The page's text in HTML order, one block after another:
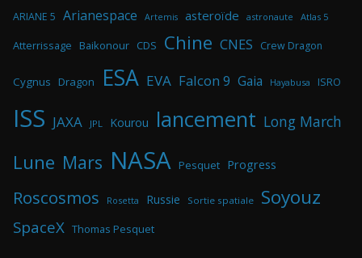
ARIANE 5 Arianespace Artemis asteroïde astronaute Atlas 5
Atterrissage Baikonour CDS Chine CNES Crew Dragon
Cygnus Dragon ESA EVA Falcon 9 Gaia Hayabusa ISRO
ISS JAXA JPL Kourou lancement Long March
Lune Mars NASA Pesquet Progress
Roscosmos Rosetta Russie Sortie spatiale Soyouz
SpaceX Thomas Pesquet